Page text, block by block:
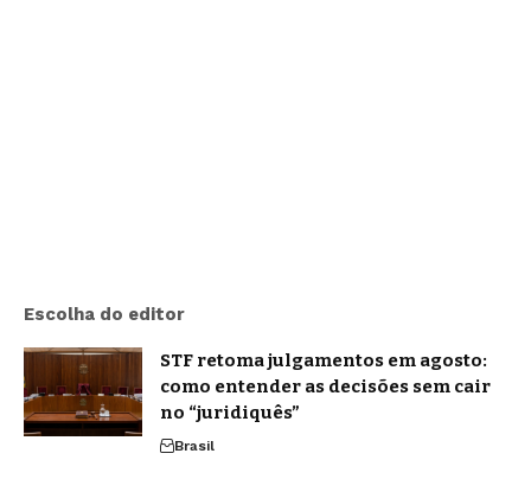
Escolha do editor
STF retoma julgamentos em agosto:
como entender as decisões sem cair
no “juridiquês”
Brasil